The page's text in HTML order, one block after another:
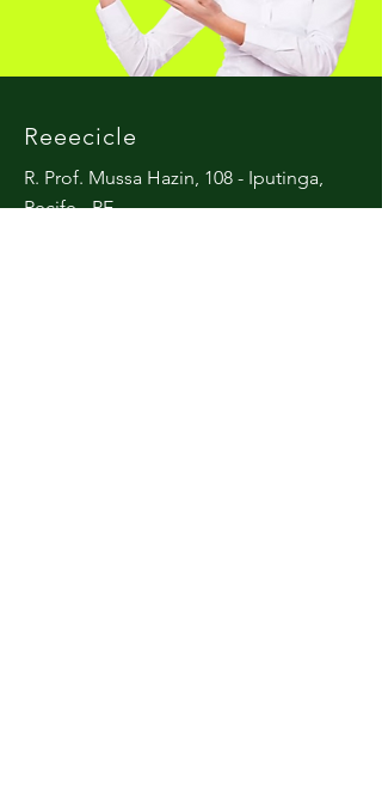
Reeecicle
R. Prof. Mussa Hazin, 108 - Iputinga,
Recife - PE